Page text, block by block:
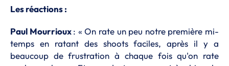
Les réactions :
Paul Mourrioux: « On rate un peu notre première mi-
temps en ratant des shoots faciles, après il y a
beaucoup de frustration à chaque fois qu'on rate